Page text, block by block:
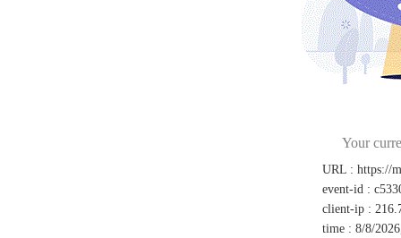
Your
URL : https://
event-id :
client-ip :
time : 8/8/